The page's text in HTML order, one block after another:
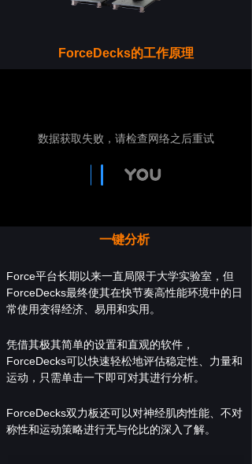
ForceDecks的工作原理
一键分析
Force平台长期以来一直局限于大学实验室，但
ForceDecks最终使其在快节奏高性能环境中的日
常使用变得经济、易用和实用。
凭借其极其简单的设置和直观的软件，
ForceDecks可以快速轻松地评估稳定性、力量和
运动，只需单击一下即可对其进行分析。
ForceDecks双力板还可以对神经肌肉性能、不对
称性和运动策略进行无与伦比的深入了解。